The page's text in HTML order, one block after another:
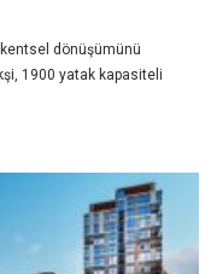
dönüşümünü
1900 yatak kapasiteli